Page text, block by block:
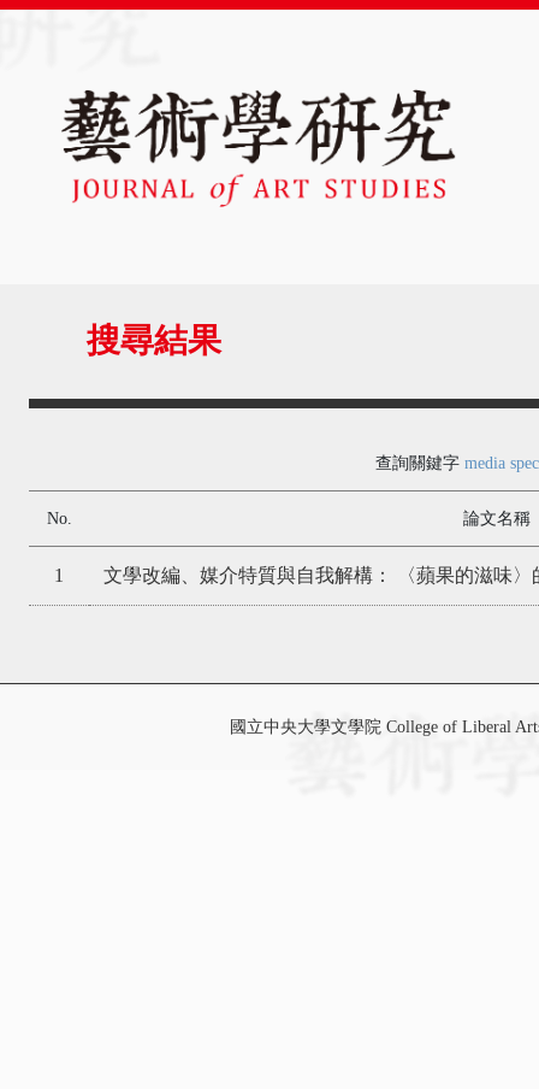
搜尋結果
查詢關鍵字 media
No. 論文名稱
1 文學改編、媒介特質與自我解構： 〈蘋果的滋味〉
國立中央大學文學院 College of Liberal